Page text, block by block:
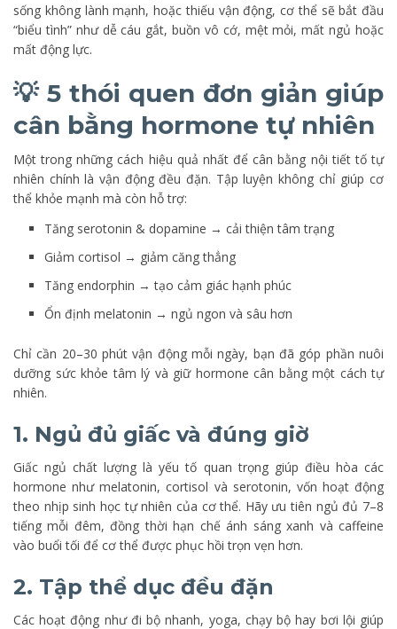
sống không lành mạnh, hoặc thiếu vận động, cơ thể sẽ bắt đầu
“biểu tình” như dễ cáu gắt, buồn vô cớ, mệt mỏi, mất ngủ hoặc
mất động lực.
💡 5 thói quen đơn giản giúp
cân bằng hormone tự nhiên
Một trong những cách hiệu quả nhất để cân bằng nội tiết tố tự
nhiên chính là vận động đều đặn. Tập luyện không chỉ giúp cơ
thể khỏe mạnh mà còn hỗ trợ:
Tăng serotonin & dopamine → cải thiện tâm trạng
Giảm cortisol → giảm căng thẳng
Tăng endorphin → tạo cảm giác hạnh phúc
Ổn định melatonin → ngủ ngon và sâu hơn
Chỉ cần 20–30 phút vận động mỗi ngày, bạn đã góp phần nuôi
dưỡng sức khỏe tâm lý và giữ hormone cân bằng một cách tự
nhiên.
1. Ngủ đủ giấc và đúng giờ
Giấc ngủ chất lượng là yếu tố quan trọng giúp điều hòa các
hormone như melatonin, cortisol và serotonin, vốn hoạt động
theo nhịp sinh học tự nhiên của cơ thể. Hãy ưu tiên ngủ đủ 7–8
tiếng mỗi đêm, đồng thời hạn chế ánh sáng xanh và caffeine
vào buổi tối để cơ thể được phục hồi trọn vẹn hơn.
2. Tập thể dục đều đặn
Các hoạt động như đi bộ nhanh, yoga, chạy bộ hay bơi lội giúp